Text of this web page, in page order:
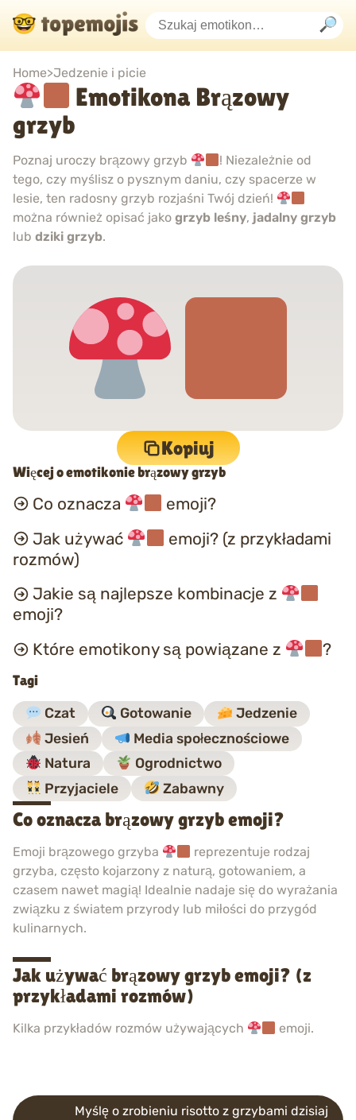
Home>Jedzenie i picie
Emotikona Brązowy
grzyb
Poznaj uroczy brązowy grzyb
! Niezależnie od
tego, czy myślisz o pysznym daniu, czy spacerze w
lesie, ten radosny grzyb rozjaśni Twój dzień!
można również opisać jako grzyb leśny, jadalny grzyb
lub dziki grzyb.
Kopiuj
Więcej o emotikonie brązowy grzyb
Co oznacza
emoji?
Jak używać
emoji? (z przykładami
rozmów)
Jakie są najlepsze kombinacje z
emoji?
Które emotikony są powiązane z
?
Tagi
Czat Gotowanie
Jedzenie
Jesień
Media społecznościowe
Natura
Ogrodnictwo
Przyjaciele
Zabawny
Co oznacza brązowy grzyb emoji?
Emoji brązowego grzyba
reprezentuje rodzaj
grzyba, często kojarzony z naturą, gotowaniem, a
czasem nawet magią! Idealnie nadaje się do wyrażania
związku z światem przyrody lub miłości do przygód
kulinarnych.
Jak używać brązowy grzyb emoji? (z
przykładami rozmów)
Kilka przykładów rozmów używających emoji.
Myślę o zrobieniu risotto z grzybami dzisiaj